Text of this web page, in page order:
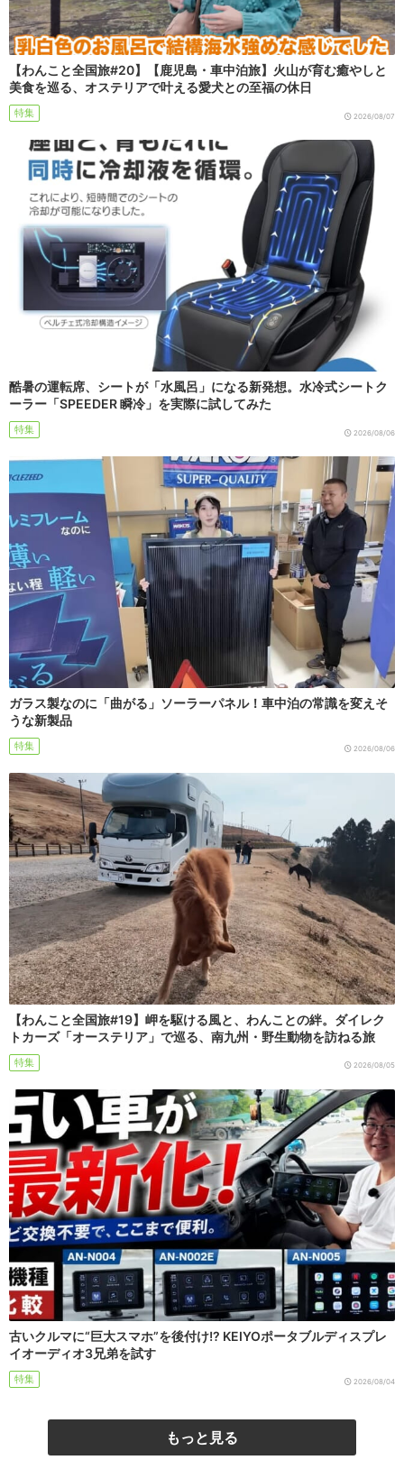
【わんこと全国旅#20】【鹿児島・車中泊旅】火山が育む癒やしと
美食を巡る、オステリアで叶える愛犬との至福の休日
特集 2026/08/07
酷暑の運転席、シートが「水風呂」になる新発想。水冷式シートク
ーラー「SPEEDER 瞬冷」を実際に試してみた
特集 2026/08/06
ガラス製なのに「曲がる」ソーラーパネル！車中泊の常識を変えそ
うな新製品
特集 2026/08/06
【わんこと全国旅#19】岬を駆ける風と、わんことの絆。ダイレク
トカーズ「オーステリア」で巡る、南九州・野生動物を訪ねる旅
特集 2026/08/05
古いクルマに“巨大スマホ”を後付け!? KEIYOポータブルディスプレ
イオーディオ3兄弟を試す
特集 2026/08/04
もっと見る